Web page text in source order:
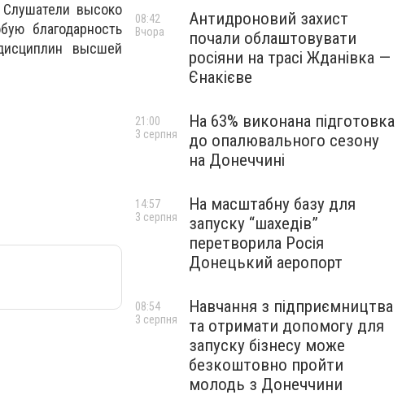
Слушатели высоко
благодарность
высшей
Антидроновий захист
почали облаштовувати
росіяни на трасі Жданівка —
Єнакієве
08:42
Вчора
На 63% виконана підготовка
до опалювального сезону
на Донеччині
21:00
3 серпня
На масштабну базу для
запуску “шахедів”
перетворила Росія
Донецький аеропорт
14:57
3 серпня
Навчання з підприємництва
та отримати допомогу для
запуску бізнесу може
безкоштовно пройти
молодь з Донеччини
08:54
3 серпня